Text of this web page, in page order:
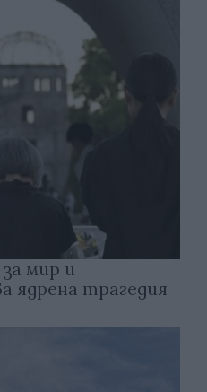
мир и
ядрена трагедия